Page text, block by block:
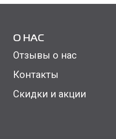
О НАС
Отзывы о нас
Контакты
Скидки и акции